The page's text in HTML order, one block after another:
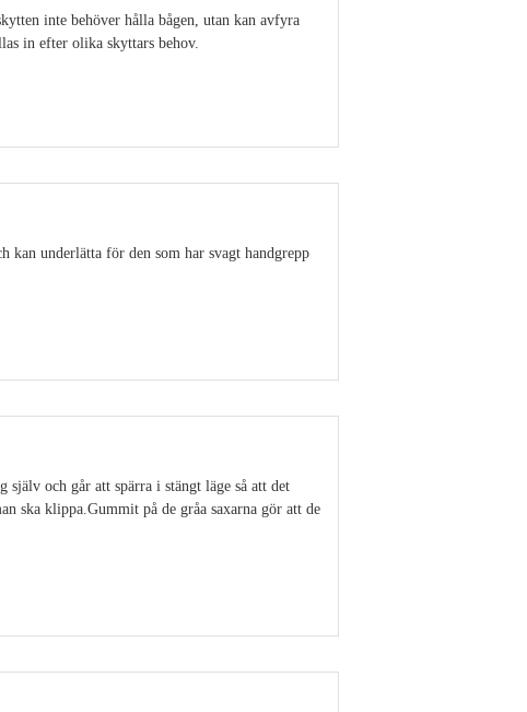
inte behöver hålla bågen, utan kan avfyra
in efter olika skyttars behov.
kan underlätta för den som har svagt handgrepp
själv och går att spärra i stängt läge så att det
ska klippa.Gummit på de gråa saxarna gör att de